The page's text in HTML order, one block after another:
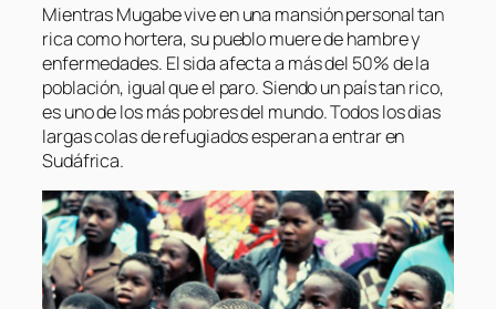
Mientras Mugabe vive en una mansión personal tan
rica como hortera, su pueblo muere de hambre y
enfermedades. El sida afecta a más del 50% de la
población, igual que el paro. Siendo un país tan rico,
es uno de los más pobres del mundo. Todos los dias
largas colas de refugiados esperan a entrar en
Sudáfrica.